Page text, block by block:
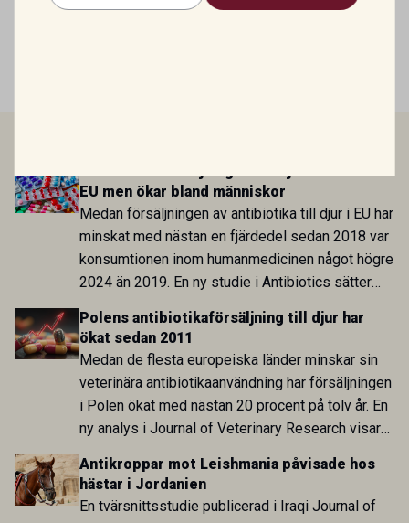
EU men ökar bland människor
Medan försäljningen av antibiotika till djur i EU har
minskat med nästan en fjärdedel sedan 2018 var
konsumtionen inom humanmedicinen något högre
2024 än 2019. En ny studie i Antibiotics sätter
utvecklingen inom de båda sektorerna sida vid
sida och pekar på en obalans i EU:s One Health-
arbete.
Polens antibiotikaförsäljning till djur har
ökat sedan 2011
Medan de flesta europeiska länder minskar sin
veterinära antibiotikaanvändning har försäljningen
i Polen ökat med nästan 20 procent på tolv år. En
ny analys i Journal of Veterinary Research visar
att skillnaden mot lågförbrukarländer som
Sverige är fortsatt stor.
Antikroppar mot Leishmania påvisade hos
hästar i Jordanien
En tvärsnittsstudie publicerad i Iraqi Journal of